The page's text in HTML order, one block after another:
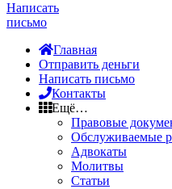
Написать
письмо
Главная
Отправить деньги
Написать письмо
Контакты
Ещё…
Правовые
Обслуживаемые
Адвокаты
Молитвы
Статьи